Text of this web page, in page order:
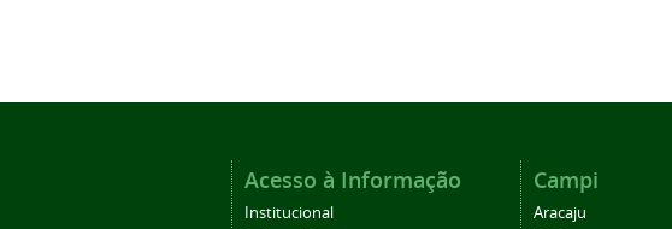
Acesso à Informação
Institucional
Campi
Aracaju